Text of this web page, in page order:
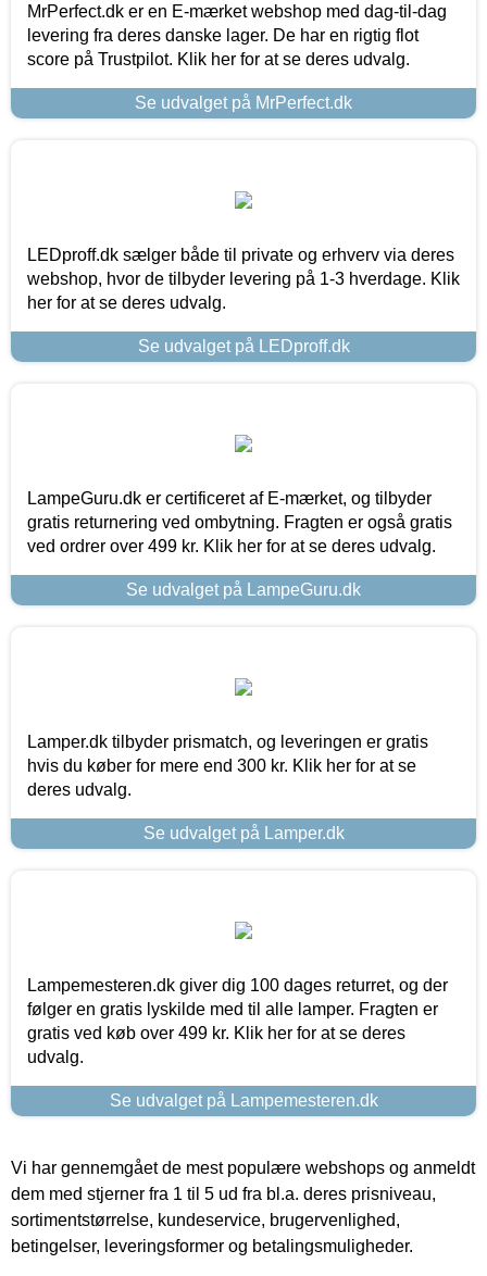
MrPerfect.dk er en E-mærket webshop med dag-til-dag
levering fra deres danske lager. De har en rigtig flot
score på Trustpilot. Klik her for at se deres udvalg.
Se udvalget på MrPerfect.dk
LEDproff.dk sælger både til private og erhverv via deres
webshop, hvor de tilbyder levering på 1-3 hverdage. Klik
her for at se deres udvalg.
Se udvalget på LEDproff.dk
LampeGuru.dk er certificeret af E-mærket, og tilbyder
gratis returnering ved ombytning. Fragten er også gratis
ved ordrer over 499 kr. Klik her for at se deres udvalg.
Se udvalget på LampeGuru.dk
Lamper.dk tilbyder prismatch, og leveringen er gratis
hvis du køber for mere end 300 kr. Klik her for at se
deres udvalg.
Se udvalget på Lamper.dk
Lampemesteren.dk giver dig 100 dages returret, og der
følger en gratis lyskilde med til alle lamper. Fragten er
gratis ved køb over 499 kr. Klik her for at se deres
udvalg.
Se udvalget på Lampemesteren.dk
Vi har gennemgået de mest populære webshops og anmeldt
dem med stjerner fra 1 til 5 ud fra bl.a. deres prisniveau,
sortimentstørrelse, kundeservice, brugervenlighed,
betingelser, leveringsformer og betalingsmuligheder.